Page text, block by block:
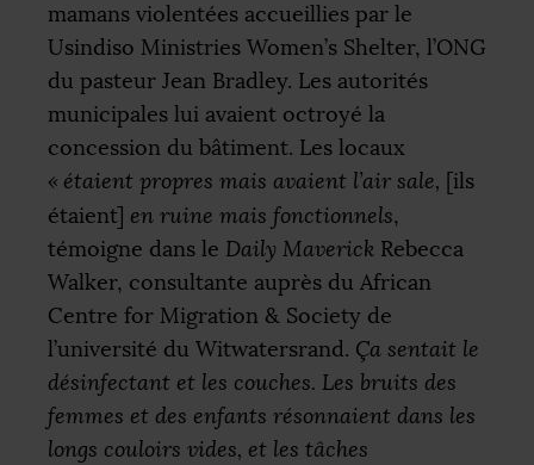
mamans violentées accueillies par le
Usindiso Ministries Women’s Shelter, l’ONG
du pasteur Jean Bradley. Les autorités
municipales lui avaient octroyé la
concession du bâtiment. Les locaux
« étaient propres mais avaient l’air sale, [ils
étaient] en ruine mais fonctionnels,
témoigne dans le Daily Maverick Rebecca
Walker, consultante auprès du African
Centre for Migration & Society de
l’université du Witwatersrand. Ça sentait le
désinfectant et les couches. Les bruits des
femmes et des enfants résonnaient dans les
longs couloirs vides, et les tâches